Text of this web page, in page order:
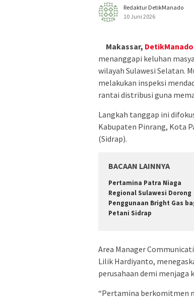
Redaktur DetikManado
10 Juni 2026
Makassar,
menanggapi keluhan
wilayah Sulawesi Selatan.
melakukan inspeksi
rantai distribusi guna
Langkah tanggap ini
Kabupaten Pinrang, Kota
(Sidrap).
BACAAN LAINNYA
Pertamina Patra Niaga
Regional Sulawesi Dorong
Penggunaan Bright Gas
Petani Sidrap
Area Manager
Lilik Hardiyanto,
perusahaan demi menjaga
“Pertamina berkomitmen